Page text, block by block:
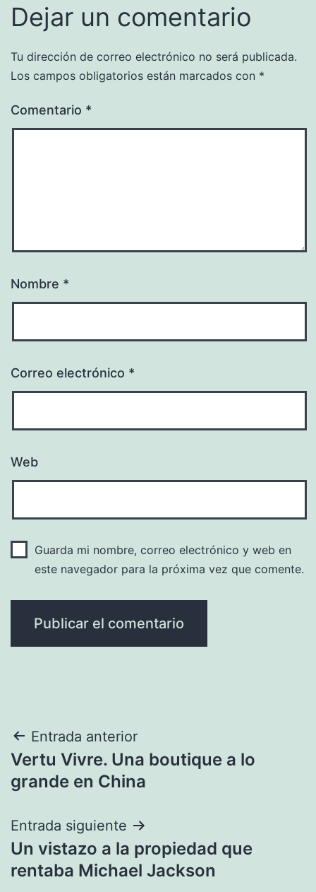
Dejar un comentario
Tu dirección de correo electrónico no será publicada.
Los campos obligatorios están marcados con *
Comentario *
Nombre *
Correo electrónico *
Web
Guarda mi nombre, correo electrónico y web en
este navegador para la próxima vez que comente.
Navegación
de
Entrada anterior
Vertu Vivre. Una boutique a lo
grande en China
Entrada siguiente
Un vistazo a la propiedad que
rentaba Michael Jackson